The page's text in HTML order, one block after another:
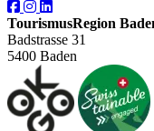
TourismusRegion
Badstrasse 31
5400 Baden